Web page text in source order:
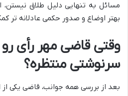
مسائل به تنهایی دلیل طلاق
بهتر اوضاع و صدور حکمی عادلانه تر
وقتی قاضی مهر رأی
سرنوشتی منتظره؟
بعد از بررسی همه جوانب، قاضی یکی